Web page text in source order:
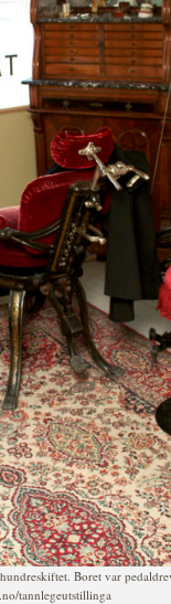
Boret var
tannlegeutstillinga